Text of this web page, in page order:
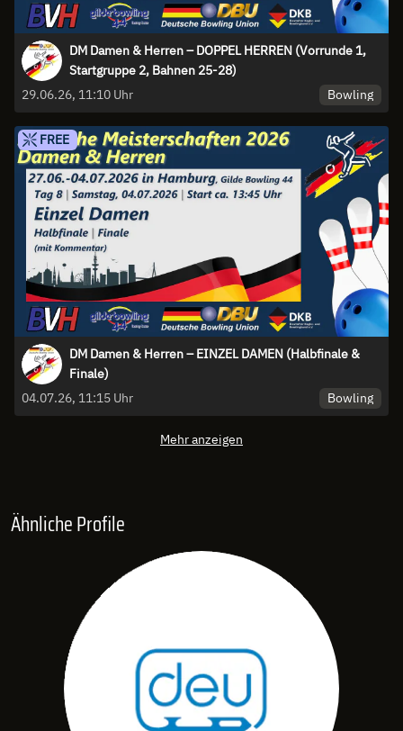
DM Damen & Herren – DOPPEL HERREN (Vorrunde 1,
Startgruppe 2, Bahnen 25-28)
29.06.26, 11:10 Uhr
Bowling
FREE
DM Damen & Herren – EINZEL DAMEN (Halbfinale &
Finale)
04.07.26, 11:15 Uhr
Bowling
Mehr anzeigen
Ähnliche Profile